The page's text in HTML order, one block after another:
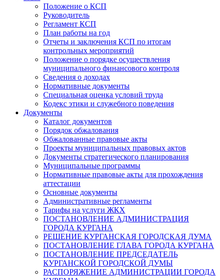
Положение о КСП
Руководитель
Регламент КСП
План работы на год
Отчеты и заключения КСП по итогам
контрольных мероприятий
Положение о порядке осуществления
муниципального финансового контроля
Сведения о доходах
Нормативные документы
Специальная оценка условий труда
Кодекс этики и служебного поведения
Документы
Каталог документов
Порядок обжалования
Обжалованные правовые акты
Проекты муниципальных правовых актов
Документы стратегического планирования
Муниципальные программы
Нормативные правовые акты для прохождения
аттестации
Основные документы
Административные регламенты
Тарифы на услуги ЖКХ
ПОСТАНОВЛЕНИЕ АДМИНИСТРАЦИЯ
ГОРОДА КУРГАНА
РЕШЕНИЕ КУРГАНСКАЯ ГОРОДСКАЯ ДУМА
ПОСТАНОВЛЕНИЕ ГЛАВА ГОРОДА КУРГАНА
ПОСТАНОВЛЕНИЕ ПРЕДСЕДАТЕЛЬ
КУРГАНСКОЙ ГОРОДСКОЙ ДУМЫ
РАСПОРЯЖЕНИЕ АДМИНИСТРАЦИИ ГОРОДА